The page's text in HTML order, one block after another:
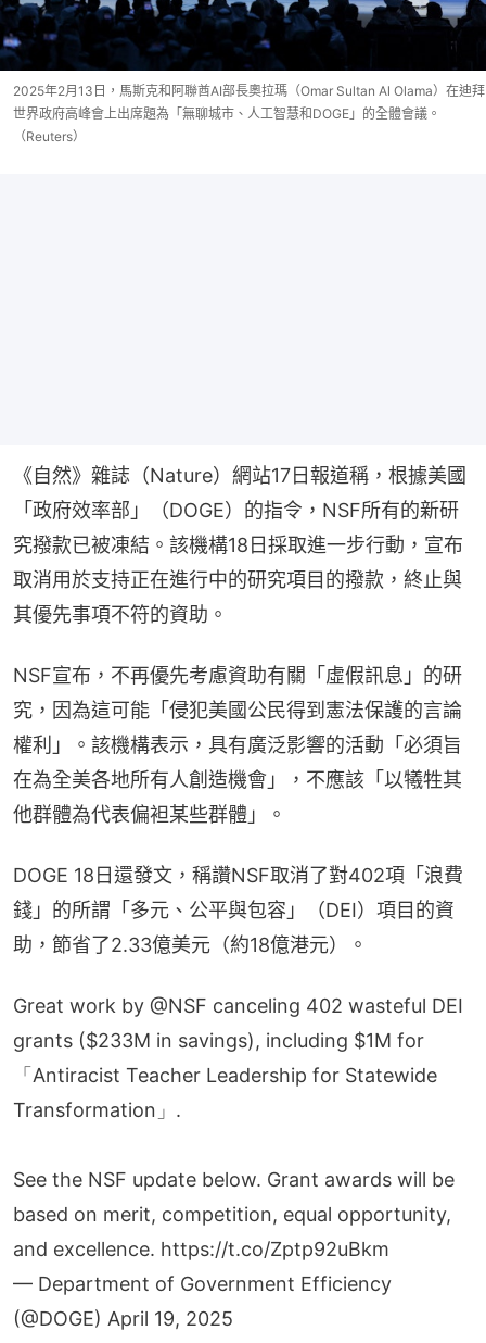
2025年2月13日，馬斯克和阿聯酋AI部長奧拉瑪（Omar Sultan Al Olama）在迪拜
世界政府高峰會上出席題為「無聊城市、人工智慧和DOGE」的全體會議。
（Reuters）
《自然》雜誌（Nature）網站17日報道稱，根據美國
「政府效率部」（DOGE）的指令，NSF所有的新研
究撥款已被凍結。該機構18日採取進一步行動，宣布
取消用於支持正在進行中的研究項目的撥款，終止與
其優先事項不符的資助。
NSF宣布，不再優先考慮資助有關「虛假訊息」的研
究，因為這可能「侵犯美國公民得到憲法保護的言論
權利」。該機構表示，具有廣泛影響的活動「必須旨
在為全美各地所有人創造機會」，不應該「以犧牲其
他群體為代表偏袒某些群體」。
DOGE 18日還發文，稱讚NSF取消了對402項「浪費
錢」的所謂「多元、公平與包容」（DEI）項目的資
助，節省了2.33億美元（約18億港元）。
Great work by @NSF canceling 402 wasteful DEI
grants ($233M in savings), including $1M for
「Antiracist Teacher Leadership for Statewide
Transformation」.
See the NSF update below. Grant awards will be
based on merit, competition, equal opportunity,
and excellence. https://t.co/Zptp92uBkm
— Department of Government Efficiency
(@DOGE) April 19, 2025